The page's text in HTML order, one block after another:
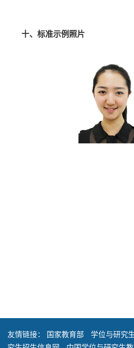
十、标准示例照片
友情链接： 国家教育部 学位与研究